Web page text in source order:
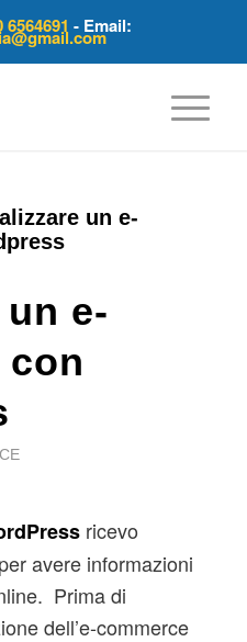
6564691 - Email:
un e-
e-
con
ricevo
avere informazioni
Prima di
dell’e-commerce